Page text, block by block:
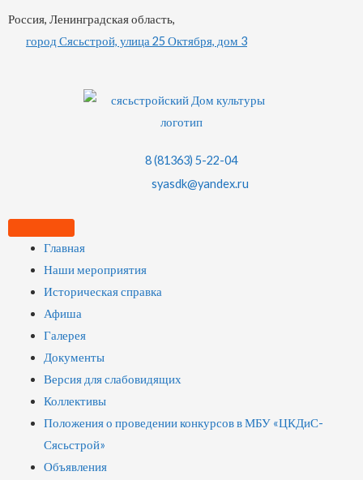
Россия, Ленинградская область,
город Сясьстрой, улица 25 Октября, дом 3
8 (81363) 5-22-04
syasdk@yandex.ru
Главная
Наши мероприятия
Историческая справка
Афиша
Галерея
Документы
Версия для слабовидящих
Коллективы
Положения о проведении конкурсов в МБУ «ЦКДиС-
Сясьстрой»
Объявления